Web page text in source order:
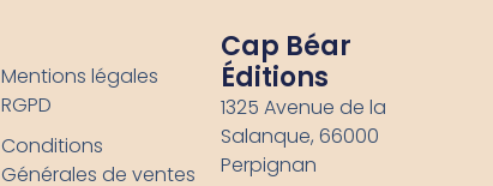
Mentions légales
RGPD
Conditions
Générales de ventes
Cap Béar
Éditions
1325 Avenue de la
Salanque, 66000
Perpignan